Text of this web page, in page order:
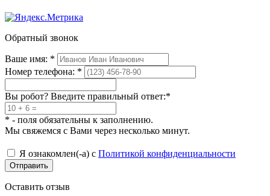
Обратный звонок
Ваше имя: *
Номер телефона: *
Вы робот? Введите правильный ответ:*
* - поля обязательны к заполнению.
Мы свяжемся с Вами через несколько минут.
Я ознакомлен(-а) с Политикой конфиденциальности
Отправить
Оставить отзыв